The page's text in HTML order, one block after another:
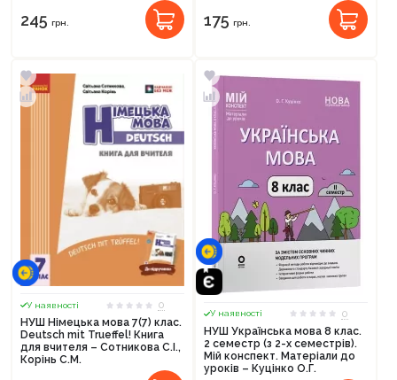
245 грн. 175 грн.
У наявності
0
НУШ Німецька мова 7(7) клас.
Deutsch mit Trueffel! Книга
для вчителя – Сотникова С.І.,
Корінь С.М.
У наявності
0
НУШ Українська мова 8 клас.
2 семестр (з 2-х семестрів).
Мій конспект. Матеріали до
уроків – Куцінко О.Г.